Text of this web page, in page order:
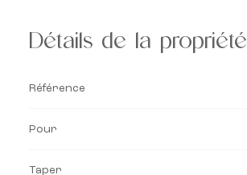
Détails de la propriété
Référence
Pour
Taper